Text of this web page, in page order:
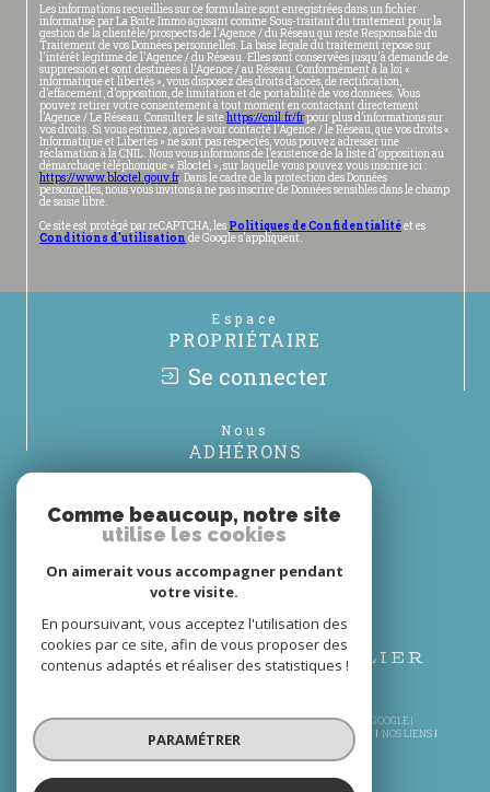
Les informations recueillies sur ce formulaire sont enregistrées dans un fichier
informatisé par La Boite Immo agissant comme Sous-traitant du traitement pour la
gestion de la clientèle/prospects de l'Agence / du Réseau qui reste Responsable du
Traitement de vos Données personnelles. La base légale du traitement repose sur
l'intérêt légitime de l'Agence / du Réseau. Elles sont conservées jusqu'à demande de
suppression et sont destinées à l'Agence / au Réseau. Conformément à la loi «
informatique et libertés », vous disposez des droits d’accès, de rectification,
d’effacement, d’opposition, de limitation et de portabilité de vos données. Vous
pouvez retirer votre consentement à tout moment en contactant directement
l’Agence / Le Réseau. Consultez le sitehttps://cnil.fr/frpour plus d’informations sur
vos droits. Si vous estimez, après avoir contacté l'Agence / le Réseau, que vos droits «
Informatique et Libertés » ne sont pas respectés, vous pouvez adresser une
réclamation à la CNIL. Nous vous informons de l’existence de la liste d'opposition au
démarchage téléphonique « Bloctel », sur laquelle vous pouvez vous inscrire ici :
https://www.bloctel.gouv.fr. Dans le cadre de la protection des Données
personnelles, nous vous invitons à ne pas inscrire de Données sensibles dans le champ
de saisie libre.
Ce site est protégé par reCAPTCHA, les Politiques de Confidentialitéet es
Conditions d'utilisation de Google s'appliquent.
Espace
PROPRIÉTAIRE
Se connecter
Nous
ADHÉRONS
© 2026 | TOUS DROITS RÉSERVÉS | TRADUCTION POWERED BY GOOGLE |
MENTIONS LÉGALES ADMIN
NOS LIENS
POLITIQUE RGPD
Comme beaucoup, notre site
utilise les cookies
On aimerait vous accompagner pendant
votre visite.
En poursuivant, vous acceptez l'utilisation des
cookies par ce site, afin de vous proposer des
contenus adaptés et réaliser des statistiques !
PARAMÉTRER